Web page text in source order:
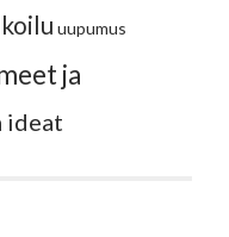
uupumus
ja
ideat